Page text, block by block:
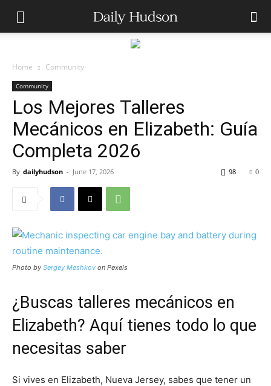
Home Community
Community
Los Mejores Talleres
Mecánicos en Elizabeth: Guía
Completa 2026
By dailyhudson - June 17, 2026 0
98
Photo by Sergey Meshkov on Pexels
¿Buscas talleres mecánicos en
Elizabeth? Aquí tienes todo lo que
necesitas saber
Si vives en Elizabeth, Nueva Jersey, sabes que tener un